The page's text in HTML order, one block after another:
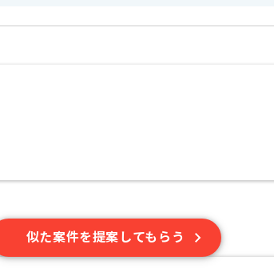
似た案件を提案してもらう